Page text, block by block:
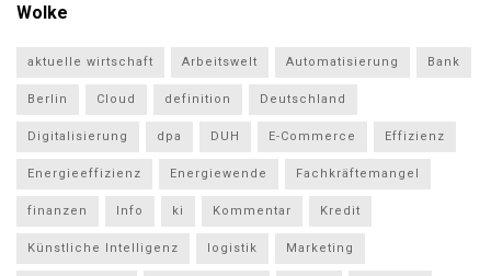
Wolke
aktuelle wirtschaft Arbeitswelt Automatisierung Bank
Berlin Cloud definition Deutschland
Digitalisierung dpa DUH E-Commerce Effizienz
Energieeffizienz Energiewende Fachkräftemangel
finanzen Info ki Kommentar Kredit
Künstliche Intelligenz logistik Marketing